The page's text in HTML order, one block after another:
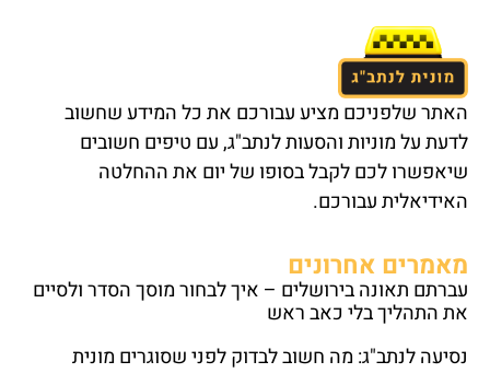
האתר שלפניכם מציע עבורכם את כל המידע שחשוב
לדעת על מוניות והסעות לנתב"ג, עם טיפים חשובים
שיאפשרו לכם לקבל בסופו של יום את ההחלטה
האידיאלית עבורכם.
מאמרים אחרונים
עברתם תאונה בירושלים – איך לבחור מוסך הסדר ולסיים
את התהליך בלי כאב ראש
נסיעה לנתב"ג: מה חשוב לבדוק לפני שסוגרים מונית